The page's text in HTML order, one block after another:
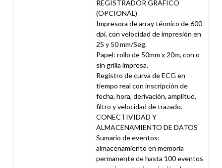
REGISTRADOR GRÁFICO
(OPCIONAL)
Impresora de array térmico de 600
dpi, con velocidad de impresión en
25 y 50 mm/Seg.
Papel: rollo de 50mm x 20m, con o
sin grilla impresa.
Registro de curva de ECG en
tiempo real con inscripción de
fecha, hora, derivación, amplitud,
filtro y velocidad de trazado.
CONECTIVIDAD Y
ALMACENAMIENTO DE DATOS
Sumario de eventos:
almacenamiento en memoria
permanente de hasta 100 eventos